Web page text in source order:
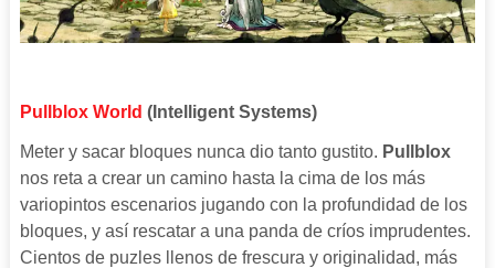
Pullblox World (Intelligent Systems)
Meter y sacar bloques nunca dio tanto gustito. Pullblox
nos reta a crear un camino hasta la cima de los más
variopintos escenarios jugando con la profundidad de los
bloques, y así rescatar a una panda de críos imprudentes.
Cientos de puzles llenos de frescura y originalidad, más